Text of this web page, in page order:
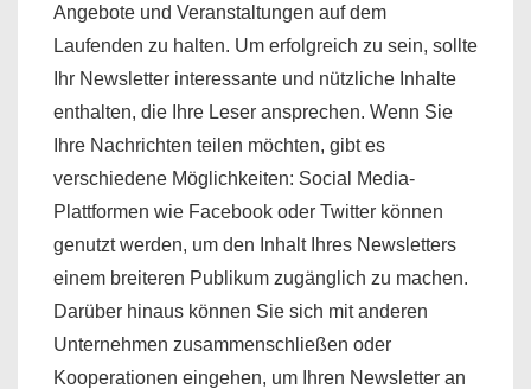
Angebote und Veranstaltungen auf dem
Laufenden zu halten. Um erfolgreich zu sein, sollte
Ihr Newsletter interessante und nützliche Inhalte
enthalten, die Ihre Leser ansprechen. Wenn Sie
Ihre Nachrichten teilen möchten, gibt es
verschiedene Möglichkeiten: Social Media-
Plattformen wie Facebook oder Twitter können
genutzt werden, um den Inhalt Ihres Newsletters
einem breiteren Publikum zugänglich zu machen.
Darüber hinaus können Sie sich mit anderen
Unternehmen zusammenschließen oder
Kooperationen eingehen, um Ihren Newsletter an